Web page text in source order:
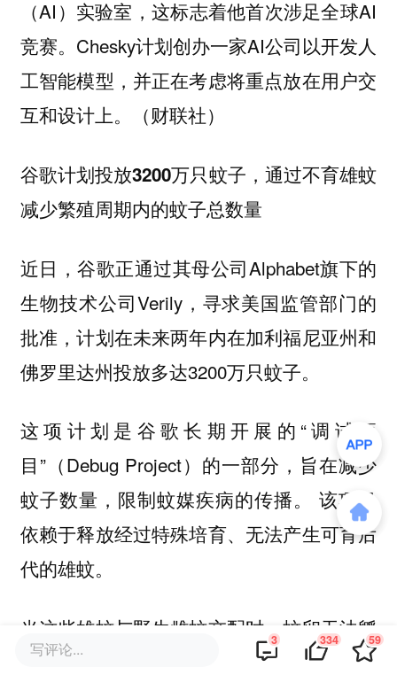
（AI）实验室，这标志着他首次涉足全球AI
竞赛。Chesky计划创办一家AI公司以开发人
工智能模型，并正在考虑将重点放在用户交
互和设计上。（财联社）
谷歌计划投放3200万只蚊子，通过不育雄蚊
减少繁殖周期内的蚊子总数量
近日，谷歌正通过其母公司Alphabet旗下的
生物技术公司Verily，寻求美国监管部门的
批准，计划在未来两年内在加利福尼亚州和
佛罗里达州投放多达3200万只蚊子。
这项计划是谷歌长期开展的“调试项
目”（Debug Project）的一部分，旨在减少
蚊子数量，限制蚊媒疾病的传播。 该项目
依赖于释放经过特殊培育、无法产生可育后
代的雄蚊。
当这些雄蚊与野生雌蚊交配时，蚊卵无法孵
化，从而在多个繁殖周期内逐渐减少蚊子的
写评论... 3 334 59